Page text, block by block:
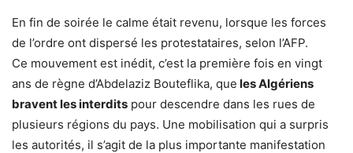
En fin de soirée le calme était revenu, lorsque les forces
de l’ordre ont dispersé les protestataires, selon l’AFP.
Ce mouvement est inédit, c’est la première fois en vingt
ans de règne d’Abdelaziz Bouteflika, que les Algériens
bravent les interdits pour descendre dans les rues de
plusieurs régions du pays. Une mobilisation qui a surpris
les autorités, il s’agit de la plus importante manifestation